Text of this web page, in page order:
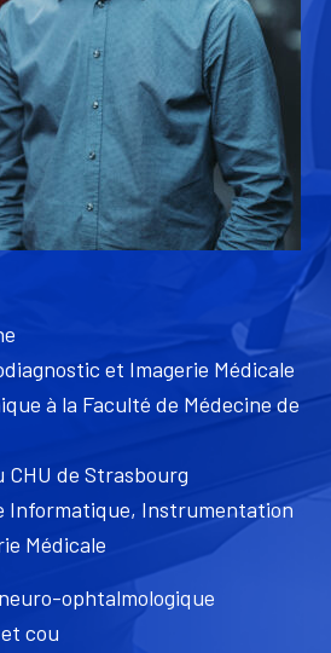
et Imagerie Médicale
à la Faculté de Médecine de
de Strasbourg
Informatique, Instrumentation
Médicale
ophtalmologique
cou